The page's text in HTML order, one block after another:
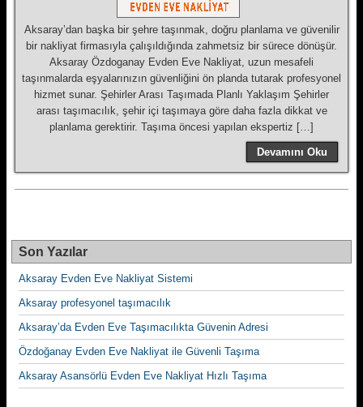
Aksaray’dan başka bir şehre taşınmak, doğru planlama ve güvenilir
bir nakliyat firmasıyla çalışıldığında zahmetsiz bir sürece dönüşür.
Aksaray Özdoganay Evden Eve Nakliyat, uzun mesafeli
taşınmalarda eşyalarınızın güvenliğini ön planda tutarak profesyonel
hizmet sunar. Şehirler Arası Taşımada Planlı Yaklaşım Şehirler
arası taşımacılık, şehir içi taşımaya göre daha fazla dikkat ve
planlama gerektirir. Taşıma öncesi yapılan ekspertiz […]
Devamını Oku
Son Yazılar
Aksaray Evden Eve Nakliyat Sistemi
Aksaray profesyonel taşımacılık
Aksaray’da Evden Eve Taşımacılıkta Güvenin Adresi
Özdoğanay Evden Eve Nakliyat ile Güvenli Taşıma
Aksaray Asansörlü Evden Eve Nakliyat Hızlı Taşıma